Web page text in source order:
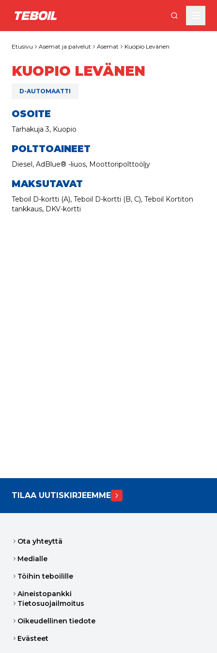
Siirry pääsisältöön
Etusivu Asemat ja palvelut Asemat Kuopio Levänen
KUOPIO LEVÄNEN
D-AUTOMAATTI
OSOITE
Tarhakuja 3, Kuopio
POLTTOAINEET
Diesel, AdBlue® -liuos, Moottoripolttoöljy
MAKSUTAVAT
Teboil D-kortti (A), Teboil D-kortti (B, C), Teboil Kortiton
tankkaus, DKV-kortti
TILAA UUTISKIRJEEMME
Ota yhteyttä
Medialle
Töihin teboilille
Aineistopankki
Tietosuojailmoitus
Oikeudellinen tiedote
Evästeet